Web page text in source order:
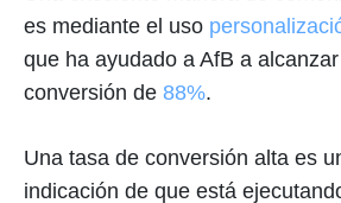
es mediante el uso
que ha ayudado a AfB a
conversión de 88%.
Una tasa de conversión alta es
indicación de que está